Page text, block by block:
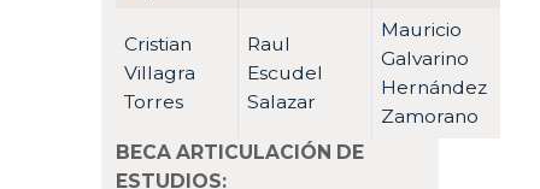
Cristian
Villagra
Torres
Raul
Escudel
Salazar
Mauricio
Galvarino
Hernández
Zamorano
BECA ARTICULACIÓN DE
ESTUDIOS: